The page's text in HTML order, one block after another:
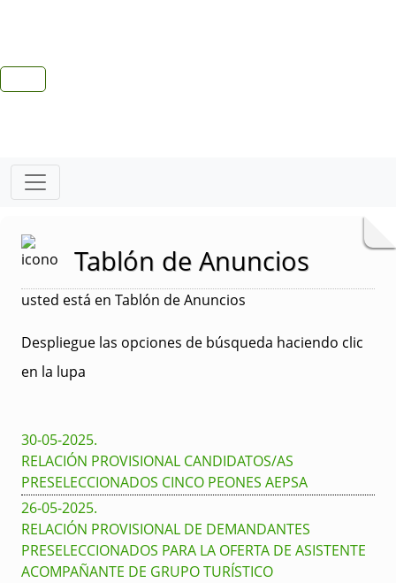
Tablón de Anuncios
usted está en Tablón de Anuncios
Despliegue las opciones de búsqueda haciendo clic
en la lupa
30-05-2025.
RELACIÓN PROVISIONAL CANDIDATOS/AS
PRESELECCIONADOS CINCO PEONES AEPSA
26-05-2025.
RELACIÓN PROVISIONAL DE DEMANDANTES
PRESELECCIONADOS PARA LA OFERTA DE ASISTENTE
ACOMPAÑANTE DE GRUPO TURÍSTICO